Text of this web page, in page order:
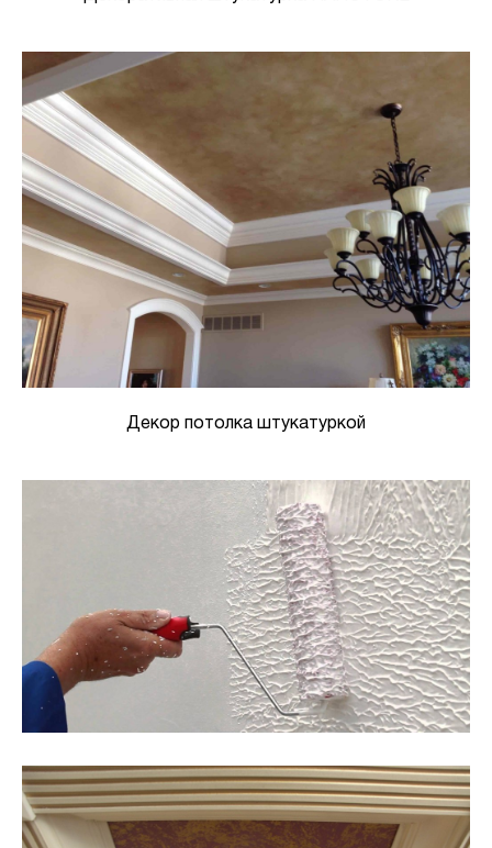
Декор потолка штукатуркой